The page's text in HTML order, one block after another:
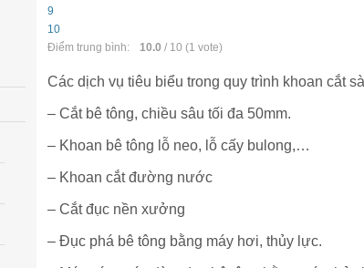
9
10
Điểm trung bình:
10.0 / 10 (1 vote)
Các dịch vụ tiêu biểu trong quy trình khoan cắt
– Cắt bê tông, chiều sâu tối đa 50mm.
– Khoan bê tông lỗ neo, lỗ cấy bulong,…
– Khoan cắt đường nước
– Cắt đục nền xưởng
– Đục phá bê tông bằng máy hơi, thủy lực.